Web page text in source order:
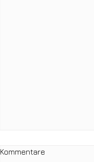
Kommentare